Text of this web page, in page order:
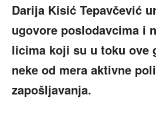
Darija Kisić Tepavčević
ugovore poslodavcima i
licima koji su u toku ove
neke od mera aktivne
zapošljavanja.